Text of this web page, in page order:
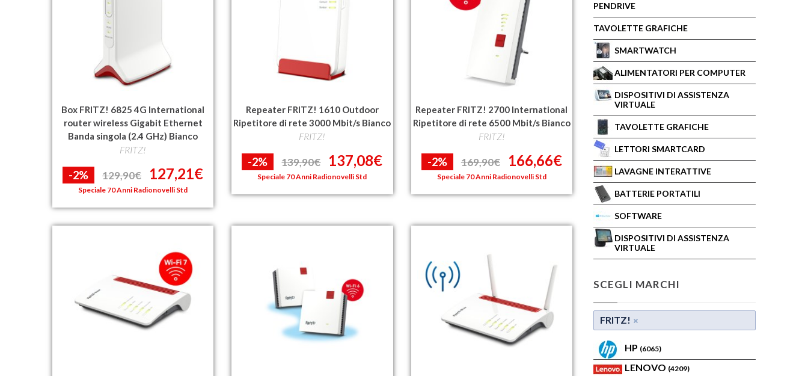
PENDRIVE
TAVOLETTE GRAFICHE
SMARTWATCH
ALIMENTATORI PER COMPUTER
DISPOSITIVI DI ASSISTENZA
VIRTUALE
TAVOLETTE GRAFICHE
LETTORI SMARTCARD
LAVAGNE INTERATTIVE
BATTERIE PORTATILI
SOFTWARE
DISPOSITIVI DI ASSISTENZA
VIRTUALE
SCEGLI MARCHI
FRITZ!
HP (6065)
LENOVO (4209)
Box FRITZ! 6825 4G International
router wireless Gigabit Ethernet
Banda singola (2.4 GHz) Bianco
FRITZ!
-2% 129,90€ 127,21€
Speciale 70 Anni Radionovelli Std
Repeater FRITZ! 1610 Outdoor
Ripetitore di rete 3000 Mbit/s Bianco
FRITZ!
-2% 139,90€ 137,08€
Speciale 70 Anni Radionovelli Std
Repeater FRITZ! 2700 International
Ripetitore di rete 6500 Mbit/s Bianco
FRITZ!
-2% 169,90€ 166,66€
Speciale 70 Anni Radionovelli Std